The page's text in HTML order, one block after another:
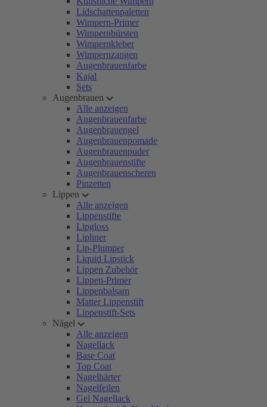
Lidschattenpaletten
Wimpern-Primer
Wimpernbürsten
Wimpernkleber
Wimpernzangen
Augenbrauenfarbe
Kajal
Sets
Augenbrauen
Alle anzeigen
Augenbrauenfarbe
Augenbrauengel
Augenbrauenpomade
Augenbrauenpuder
Augenbrauenstifte
Augenbrauenscheren
Pinzetten
Lippen
Alle anzeigen
Lippenstifte
Lipgloss
Lipliner
Lip-Plumper
Liquid Lipstick
Lippen Zubehör
Lippen-Primer
Lippenbalsam
Matter Lippenstift
Lippenstift-Sets
Nägel
Alle anzeigen
Nagellack
Base Coat
Top Coat
Nagelhärter
Nagelfeilen
Gel Nagellack